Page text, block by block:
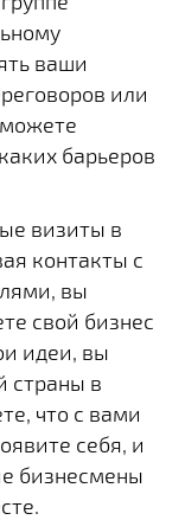
ваши
или
барьеров
визиты в
контакты с
вы
свой бизнес
идеи, вы
страны в
что с вами
себя, и
бизнесмены